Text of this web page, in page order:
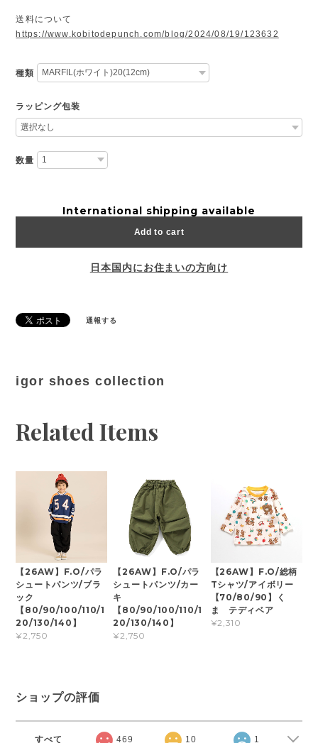
送料について
https://www.kobitodepunch.com/blog/2024/08/19/123632
種類
ラッピング包装
数量
International shipping available
Add to cart
日本国内にお住まいの方向け
通報する
igor shoes collection
Related Items
【26AW】F.O/パラ
シュートパンツ/ブラ
ック
【80/90/100/110/1
20/130/140】
¥2,750
【26AW】F.O/パラ
シュートパンツ/カー
キ
【80/90/100/110/1
20/130/140】
¥2,750
【26AW】F.O/総柄
Tシャツ/アイボリー
【70/80/90】く
ま テディベア
¥2,310
ショップの評価
すべて 469 10 1